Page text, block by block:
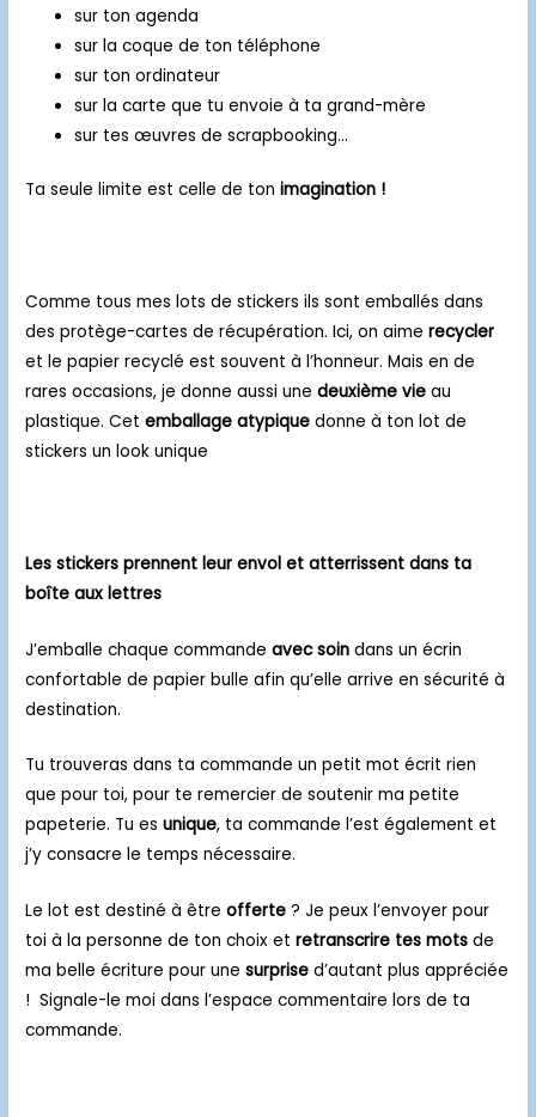
sur ton agenda
sur la coque de ton téléphone
sur ton ordinateur
sur la carte que tu envoie à ta grand-mère
sur tes œuvres de scrapbooking…
Ta seule limite est celle de tonimagination !
Comme tous mes lots de stickers ils sont emballés dans
des protège-cartes de récupération. Ici, on aimerecycler
et le papier recyclé est souvent à l’honneur. Mais en de
rares occasions, je donne aussi unedeuxième vie au
plastique. Cetemballage atypique donne à ton lot de
stickers un look unique
Les stickers prennent leur envol et atterrissent dans ta
boîte aux lettres
J’emballe chaque commande avec soin dans un écrin
confortable de papier bulle afin qu’elle arrive en sécurité à
destination.
Tu trouveras dans ta commande un petit mot écrit rien
que pour toi, pour te remercier de soutenir ma petite
papeterie. Tu esunique, ta commande l’est également et
j’y consacre le temps nécessaire.
Le lot est destiné à êtreofferte ? Je peux l’envoyer pour
toi à la personne de ton choix etretranscrire tes mots de
ma belle écriture pour unesurprise d’autant plus appréciée
! Signale-le moi dans l’espace commentaire lors de ta
commande.